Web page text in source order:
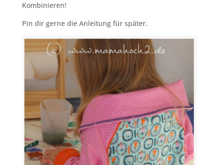
Kombinieren!
Pin dir gerne die Anleitung für später.